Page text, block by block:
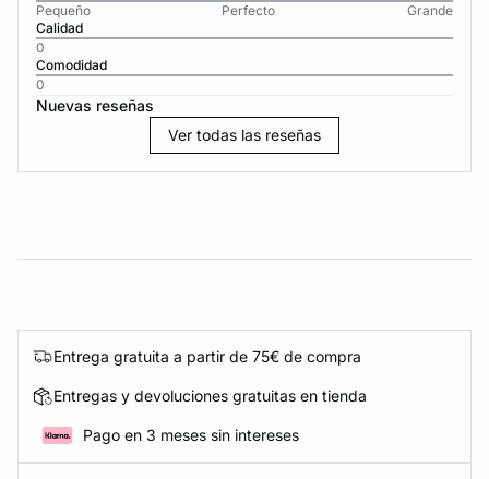
Pequeño
Perfecto
Grande
Calidad
0
Comodidad
0
Nuevas reseñas
Ver todas las reseñas
Entrega gratuita a partir de 75€ de compra
Entregas y devoluciones gratuitas en tienda
Pago en 3 meses sin intereses